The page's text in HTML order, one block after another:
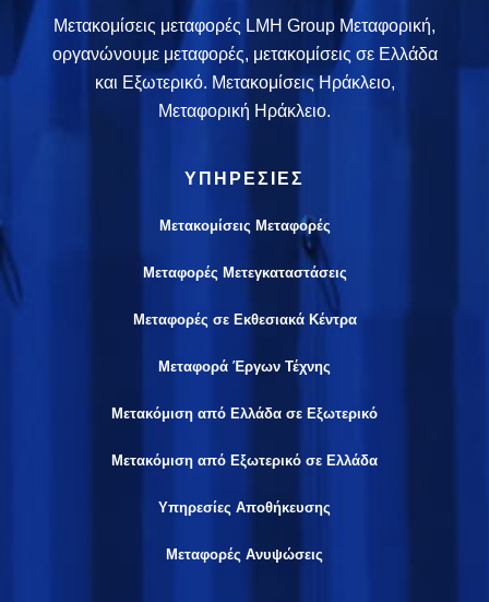
Μετακομίσεις μεταφορές LMH Group Μεταφορική,
οργανώνουμε μεταφορές, μετακομίσεις σε Ελλάδα
και Εξωτερικό. Μετακομίσεις Ηράκλειο,
Μεταφορική Ηράκλειο.
ΥΠΗΡΕΣΙΕΣ
Μετακομίσεις Μεταφορές
Μεταφορές Μετεγκαταστάσεις
Μεταφορές σε Εκθεσιακά Κέντρα
Μεταφορά Έργων Τέχνης
Μετακόμιση από Ελλάδα σε Εξωτερικό
Μετακόμιση από Εξωτερικό σε Ελλάδα
Υπηρεσίες Αποθήκευσης
Μεταφορές Ανυψώσεις